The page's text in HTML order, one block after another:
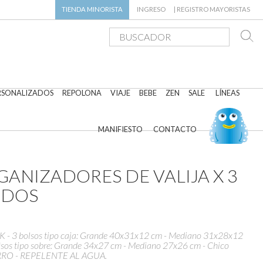
TIENDA MINORISTA INGRESO REGISTRO MAYORISTAS
REPOLONA VIAJE BEBE ZEN SALE LÍNEAS
MANIFIESTO CONTACTO
DE VALIJA X 3
- 3 bolsos tipo caja: Grande 40x31x12 cm - Mediano 31x28x12
tipo sobre: Grande 34x27 cm - Mediano 27x26 cm - Chico
- REPELENTE AL AGUA.